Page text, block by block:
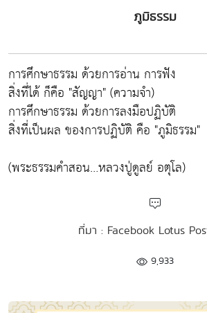
ภูมิธรรม
การศึกษาธรรม ด้วยการอ่าน การฟัง
สิ่งที่ได้ ก็คือ "สัญญา" (ความจำ)
การศึกษาธรรม ด้วยการลงมือปฏิบัติ
สิ่งที่เป็นผล ของการปฏิบัติ คือ "ภูมิธรรม"
(พระธรรมคำสอน…หลวงปู่ดูลย์ อตุโล)
ที่มา : Facebook Lotus
9,933